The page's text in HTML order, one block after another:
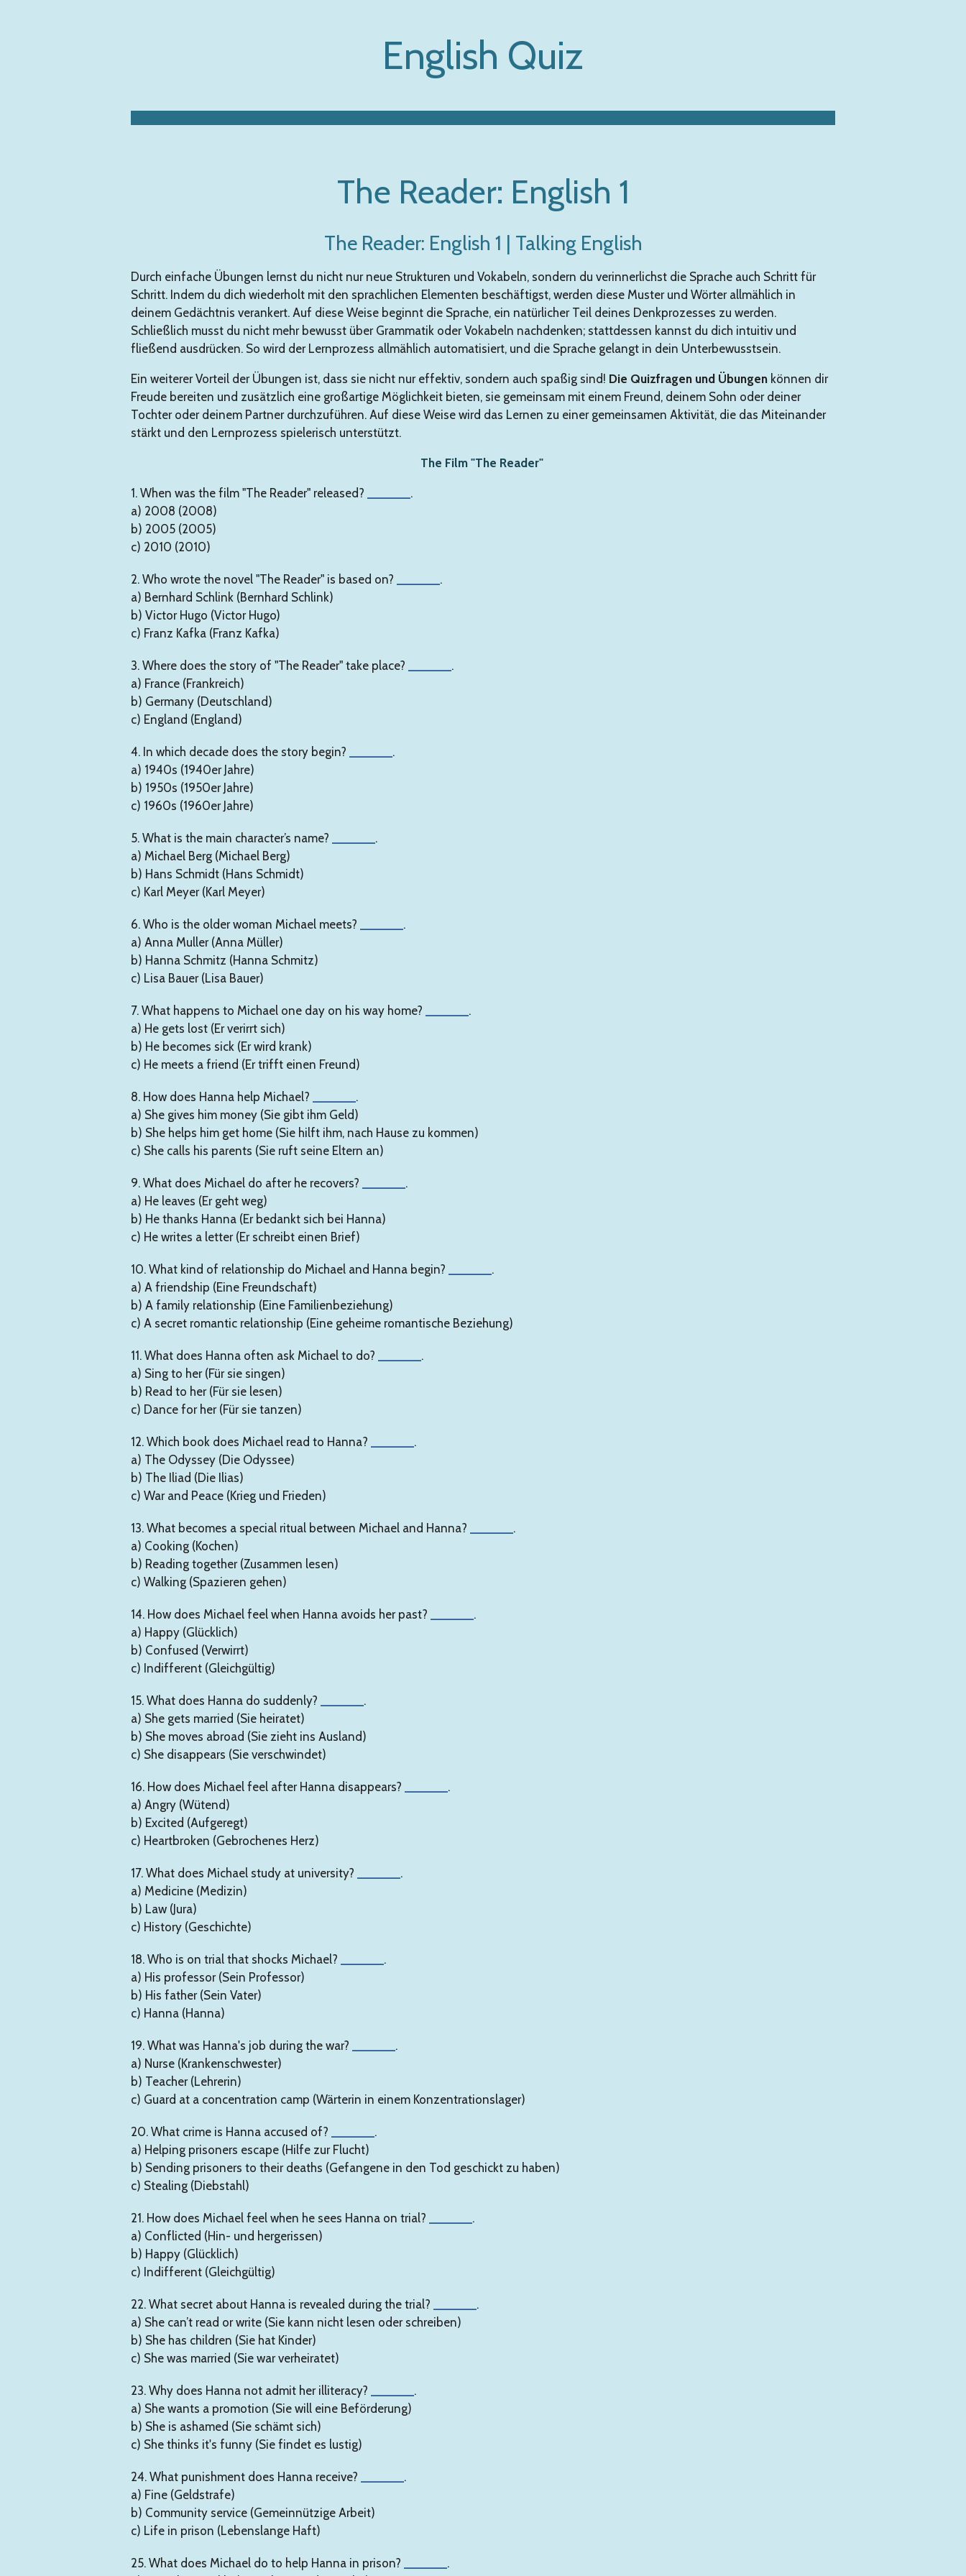
English Quiz
The Reader: English 1
The Reader: English 1 | Talking English
Durch einfache Übungen lernst du nicht nur neue Strukturen und Vokabeln, sondern du verinnerlichst die Sprache auch Schritt für
Schritt. Indem du dich wiederholt mit den sprachlichen Elementen beschäftigst, werden diese Muster und Wörter allmählich in
deinem Gedächtnis verankert. Auf diese Weise beginnt die Sprache, ein natürlicher Teil deines Denkprozesses zu werden.
Schließlich musst du nicht mehr bewusst über Grammatik oder Vokabeln nachdenken; stattdessen kannst du dich intuitiv und
fließend ausdrücken. So wird der Lernprozess allmählich automatisiert, und die Sprache gelangt in dein Unterbewusstsein.
Ein weiterer Vorteil der Übungen ist, dass sie nicht nur effektiv, sondern auch spaßig sind! Die Quizfragen und Übungen können dir
Freude bereiten und zusätzlich eine großartige Möglichkeit bieten, sie gemeinsam mit einem Freund, deinem Sohn oder deiner
Tochter oder deinem Partner durchzuführen. Auf diese Weise wird das Lernen zu einer gemeinsamen Aktivität, die das Miteinander
stärkt und den Lernprozess spielerisch unterstützt.
The Film "The Reader"
1. When was the film "The Reader" released?
.
a) 2008 (2008)
b) 2005 (2005)
c) 2010 (2010)
2. Who wrote the novel "The Reader" is based on?
.
a) Bernhard Schlink (Bernhard Schlink)
b) Victor Hugo (Victor Hugo)
c) Franz Kafka (Franz Kafka)
3. Where does the story of "The Reader" take place?
.
a) France (Frankreich)
b) Germany (Deutschland)
c) England (England)
4. In which decade does the story begin?
.
a) 1940s (1940er Jahre)
b) 1950s (1950er Jahre)
c) 1960s (1960er Jahre)
5. What is the main character’s name?
.
a) Michael Berg (Michael Berg)
b) Hans Schmidt (Hans Schmidt)
c) Karl Meyer (Karl Meyer)
6. Who is the older woman Michael meets?
.
a) Anna Muller (Anna Müller)
b) Hanna Schmitz (Hanna Schmitz)
c) Lisa Bauer (Lisa Bauer)
7. What happens to Michael one day on his way home?
.
a) He gets lost (Er verirrt sich)
b) He becomes sick (Er wird krank)
c) He meets a friend (Er trifft einen Freund)
8. How does Hanna help Michael?
.
a) She gives him money (Sie gibt ihm Geld)
b) She helps him get home (Sie hilft ihm, nach Hause zu kommen)
c) She calls his parents (Sie ruft seine Eltern an)
9. What does Michael do after he recovers?
.
a) He leaves (Er geht weg)
b) He thanks Hanna (Er bedankt sich bei Hanna)
c) He writes a letter (Er schreibt einen Brief)
10. What kind of relationship do Michael and Hanna begin?
.
a) A friendship (Eine Freundschaft)
b) A family relationship (Eine Familienbeziehung)
c) A secret romantic relationship (Eine geheime romantische Beziehung)
11. What does Hanna often ask Michael to do?
.
a) Sing to her (Für sie singen)
b) Read to her (Für sie lesen)
c) Dance for her (Für sie tanzen)
12. Which book does Michael read to Hanna?
.
a) The Odyssey (Die Odyssee)
b) The Iliad (Die Ilias)
c) War and Peace (Krieg und Frieden)
13. What becomes a special ritual between Michael and Hanna?
.
a) Cooking (Kochen)
b) Reading together (Zusammen lesen)
c) Walking (Spazieren gehen)
14. How does Michael feel when Hanna avoids her past?
.
a) Happy (Glücklich)
b) Confused (Verwirrt)
c) Indifferent (Gleichgültig)
15. What does Hanna do suddenly?
.
a) She gets married (Sie heiratet)
b) She moves abroad (Sie zieht ins Ausland)
c) She disappears (Sie verschwindet)
16. How does Michael feel after Hanna disappears?
.
a) Angry (Wütend)
b) Excited (Aufgeregt)
c) Heartbroken (Gebrochenes Herz)
17. What does Michael study at university?
.
a) Medicine (Medizin)
b) Law (Jura)
c) History (Geschichte)
18. Who is on trial that shocks Michael?
.
a) His professor (Sein Professor)
b) His father (Sein Vater)
c) Hanna (Hanna)
19. What was Hanna's job during the war?
.
a) Nurse (Krankenschwester)
b) Teacher (Lehrerin)
c) Guard at a concentration camp (Wärterin in einem Konzentrationslager)
20. What crime is Hanna accused of?
.
a) Helping prisoners escape (Hilfe zur Flucht)
b) Sending prisoners to their deaths (Gefangene in den Tod geschickt zu haben)
c) Stealing (Diebstahl)
21. How does Michael feel when he sees Hanna on trial?
.
a) Conflicted (Hin- und hergerissen)
b) Happy (Glücklich)
c) Indifferent (Gleichgültig)
22. What secret about Hanna is revealed during the trial?
.
a) She can’t read or write (Sie kann nicht lesen oder schreiben)
b) She has children (Sie hat Kinder)
c) She was married (Sie war verheiratet)
23. Why does Hanna not admit her illiteracy?
.
a) She wants a promotion (Sie will eine Beförderung)
b) She is ashamed (Sie schämt sich)
c) She thinks it's funny (Sie findet es lustig)
24. What punishment does Hanna receive?
.
a) Fine (Geldstrafe)
b) Community service (Gemeinnützige Arbeit)
c) Life in prison (Lebenslange Haft)
25. What does Michael do to help Hanna in prison?
.